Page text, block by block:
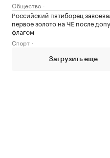
Общество
Российский пятиборец
первое золото на ЧЕ после
флагом
Спорт
Загрузить еще